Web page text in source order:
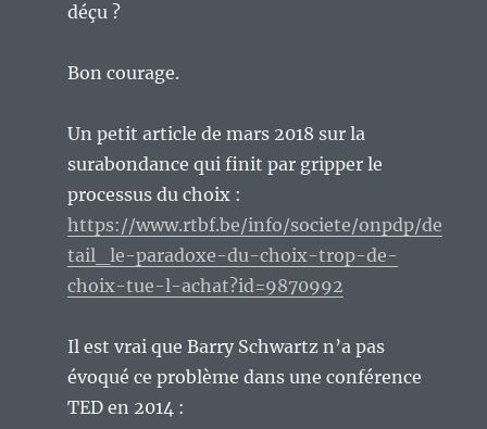
déçu ?
Bon courage.
Un petit article de mars 2018 sur la
surabondance qui finit par gripper le
processus du choix :
https://www.rtbf.be/info/societe/onpdp/de
tail_le-paradoxe-du-choix-trop-de-
choix-tue-l-achat?id=9870992
Il est vrai que Barry Schwartz n’a pas
évoqué ce problème dans une conférence
TED en 2014 :